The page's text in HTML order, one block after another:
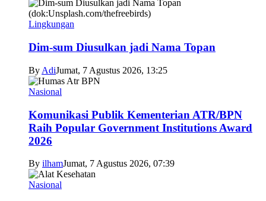
Lingkungan
Dim-sum Diusulkan jadi Nama Topan
By AdiJumat, 7 Agustus 2026, 13:25
Nasional
Komunikasi Publik Kementerian ATR/BPN
Raih Popular Government Institutions Award
2026
By ilhamJumat, 7 Agustus 2026, 07:39
Nasional